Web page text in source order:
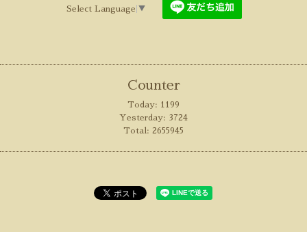
Select Language ▼
Counter
Today: 1199
Yesterday: 3724
Total: 2655945